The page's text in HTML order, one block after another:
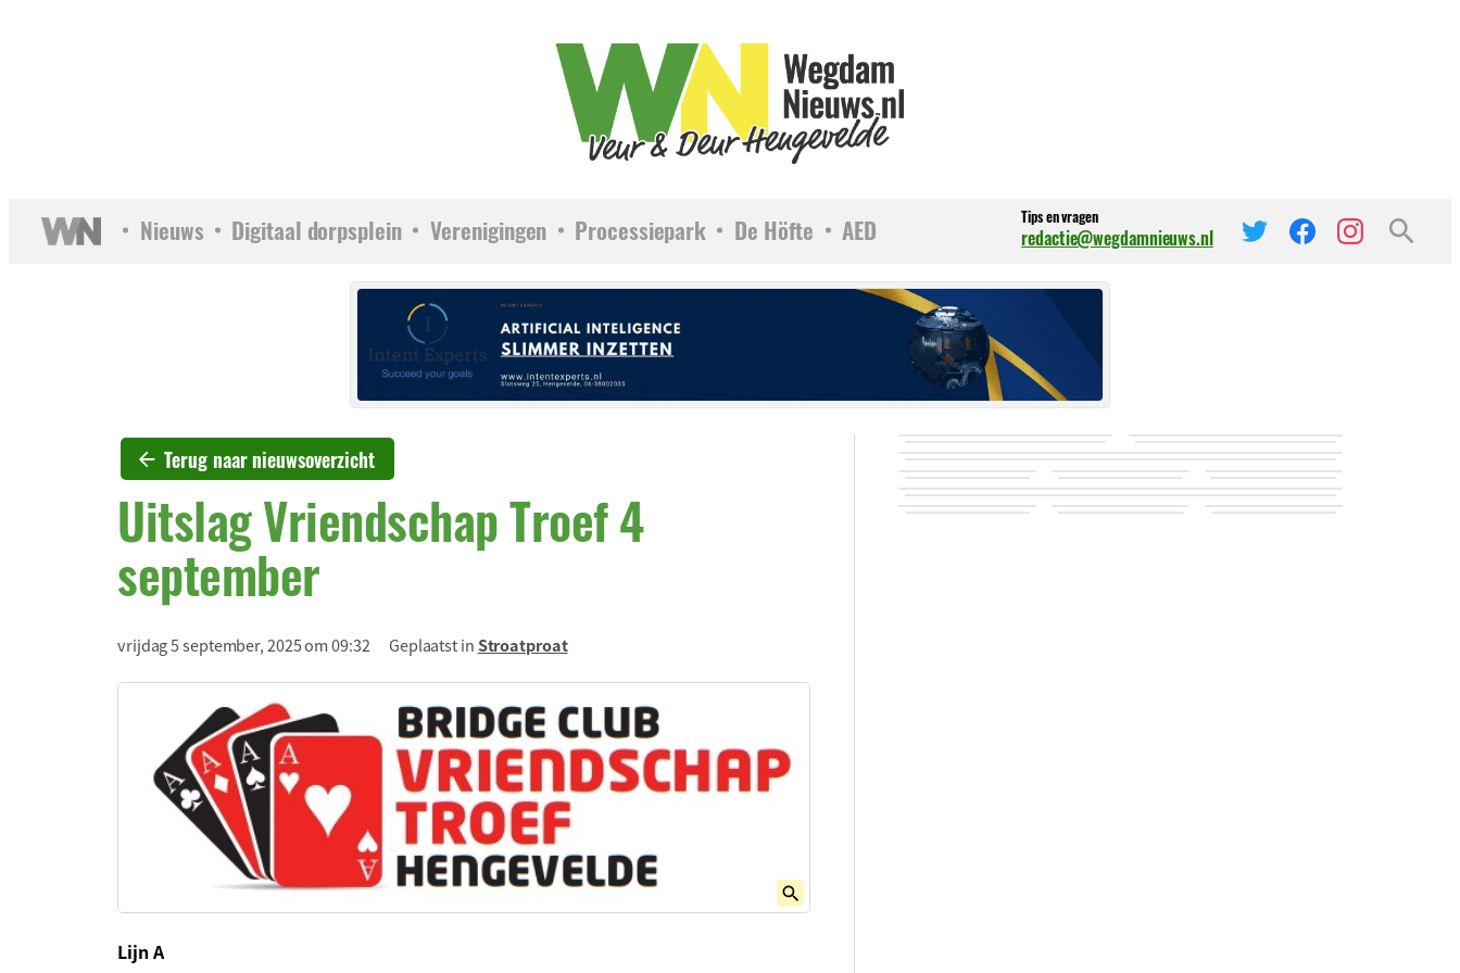
Nieuws Digitaal dorpsplein Verenigingen Processiepark De Höfte AED Tips en vragen
redactie@wegdamnieuws.nl
Terug naar nieuwsoverzicht
Uitslag Vriendschap Troef 4
september
vrijdag 5 september, 2025 om 09:32 Geplaatst inStroatproat
Lijn A